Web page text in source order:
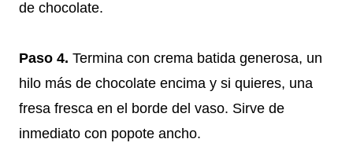
de chocolate.
Paso 4. Termina con crema batida generosa, un
hilo más de chocolate encima y si quieres, una
fresa fresca en el borde del vaso. Sirve de
inmediato con popote ancho.